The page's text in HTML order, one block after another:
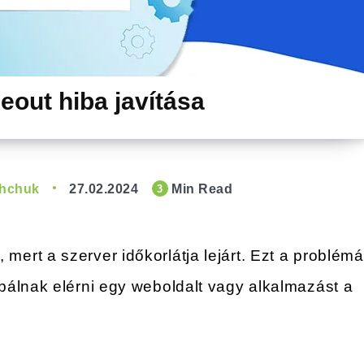
hiba javítása
27.02.2024 3 Min Read
, mert a szerver időkorlátja lejárt. Ezt a
elérni egy weboldalt vagy alkalmazást a